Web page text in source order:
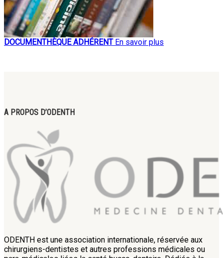
DOCUMENTHÈQUE ADHÉRENT En savoir plus
A PROPOS D’ODENTH
ODENTH est une association internationale, réservée aux
chirurgiens-dentistes et autres professions médicales ou